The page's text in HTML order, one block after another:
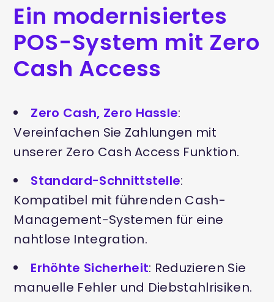
Ein modernisiertes
POS-System mit Zero
Cash Access
Zero Cash, Zero Hassle:
Vereinfachen Sie Zahlungen mit
unserer Zero Cash Access Funktion.
Standard-Schnittstelle:
Kompatibel mit führenden Cash-
Management-Systemen für eine
nahtlose Integration.
Erhöhte Sicherheit: Reduzieren Sie
manuelle Fehler und Diebstahlrisiken.